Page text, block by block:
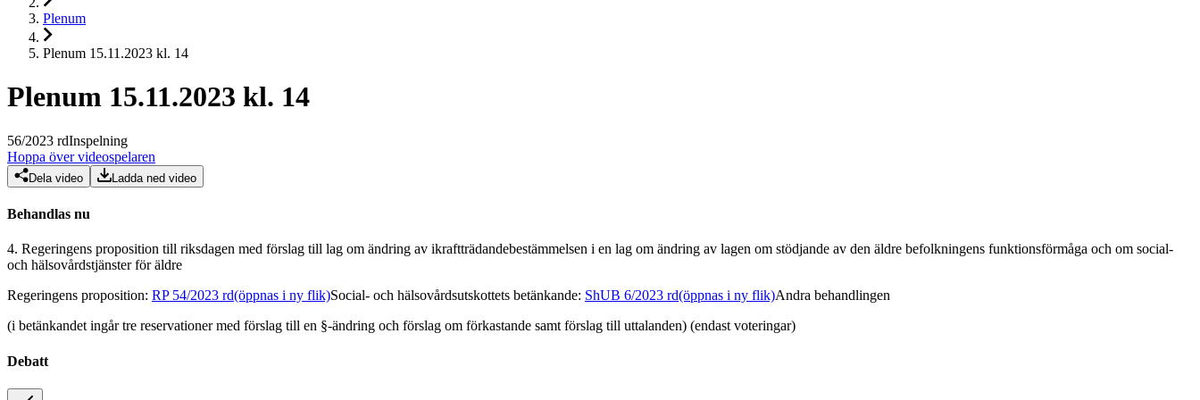
Plenum
Plenum 15.11.2023 kl. 14
Plenum 15.11.2023 kl. 14
56/2023 rdInspelning
Hoppa över videospelaren
Dela video Ladda ned video
Behandlas nu
4. Regeringens proposition till riksdagen med förslag till lag om ändring av ikraftträdandebestämmelsen i en lag om ändring av lagen om stödjande av den äldre befolkningens funktionsförmåga och om social-
och hälsovårdstjänster för äldre
Regeringens proposition: RP 54/2023 rd(öppnas i ny flik)Social- och hälsovårdsutskottets betänkande: ShUB 6/2023 rd(öppnas i ny flik)Andra behandlingen
(i betänkandet ingår tre reservationer med förslag till en §-ändring och förslag om förkastande samt förslag till uttalanden) (endast voteringar)
Debatt